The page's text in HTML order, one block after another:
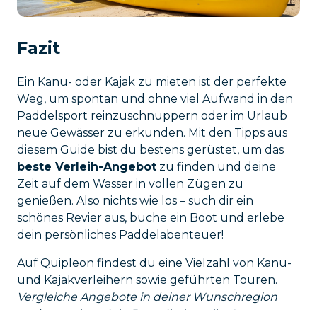
Fazit
Ein Kanu- oder Kajak zu mieten ist der perfekte
Weg, um spontan und ohne viel Aufwand in den
Paddelsport reinzuschnuppern oder im Urlaub
neue Gewässer zu erkunden. Mit den Tipps aus
diesem Guide bist du bestens gerüstet, um das
beste Verleih-Angebot zu finden und deine
Zeit auf dem Wasser in vollen Zügen zu
genießen. Also nichts wie los – such dir ein
schönes Revier aus, buche ein Boot und erlebe
dein persönliches Paddelabenteuer!
Auf Quipleon findest du eine Vielzahl von Kanu-
und Kajakverleihern sowie geführten Touren.
Vergleiche Angebote in deiner Wunschregion